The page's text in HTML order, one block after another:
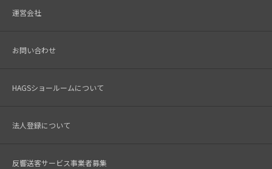
運営会社
お問い合わせ
HAGSショールームについて
法人登録について
反響送客サービス事業者募集